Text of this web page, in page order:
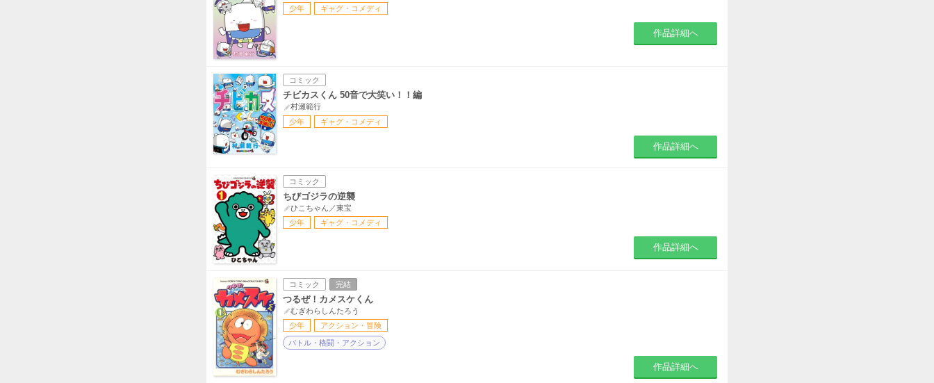
少年
ギャグ・コメディ
作品詳細へ
コミック
チビカスくん 50音で大笑い！！編
村瀬範行
少年
ギャグ・コメディ
作品詳細へ
コミック
ちびゴジラの逆襲
ひこちゃん／東宝
少年
ギャグ・コメディ
作品詳細へ
コミック 完結
つるぜ！カメスケくん
むぎわらしんたろう
少年
アクション・冒険
バトル・格闘・アクション
作品詳細へ